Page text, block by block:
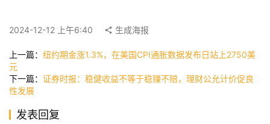
讯
司
2024-12-12 上午6:40 生成海报
上一篇： 纽约期金涨1.3%，在美国CPI通胀数据发布日站上2750美
元
下一篇： 证券时报：稳健收益不等于稳赚不赔，理财公允计价促良
性发展
发表回复